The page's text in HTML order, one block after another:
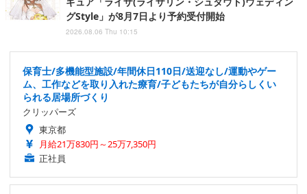
グStyle」が8月7日より予約受付開始
2026.08.06 Thu 10:15
保育士/多機能型施設/年間休日110日/送迎なし/運動やゲー
ム、工作などを取り入れた療育/子どもたちが自分らしくい
られる居場所づくり
クリッパーズ
東京都
月給21万830円～25万7,350円
正社員